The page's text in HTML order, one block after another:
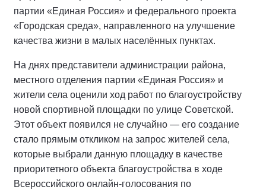
партии «Единая Россия» и федерального проекта
«Городская среда», направленного на улучшение
качества жизни в малых населённых пунктах.
На днях представители администрации района,
местного отделения партии «Единая Россия» и
жители села оценили ход работ по благоустройству
новой спортивной площадки по улице Советской.
Этот объект появился не случайно — его создание
стало прямым откликом на запрос жителей села,
которые выбрали данную площадку в качестве
приоритетного объекта благоустройства в ходе
Всероссийского онлайн-голосования по